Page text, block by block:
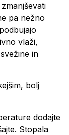
pa nežno
vlaži,
in
bolj
dodajte
Stopala